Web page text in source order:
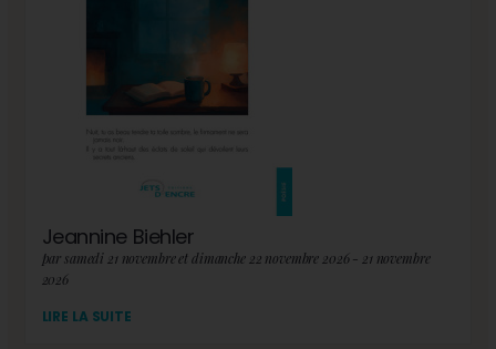
Jeannine Biehler
par samedi 21 novembre et dimanche 22 novembre 2026 - 21 novembre
2026
LIRE LA SUITE